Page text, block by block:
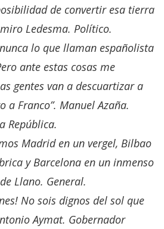
de convertir esa tierra
Ledesma. Político.
lo que llaman españolista
ante estas cosas me
gentes van a descuartizar a
a Franco”. Manuel Azaña.
República.
Madrid en un vergel, Bilbao
y Barcelona en un inmenso
Llano. General.
No sois dignos del sol que
Aymat. Gobernador